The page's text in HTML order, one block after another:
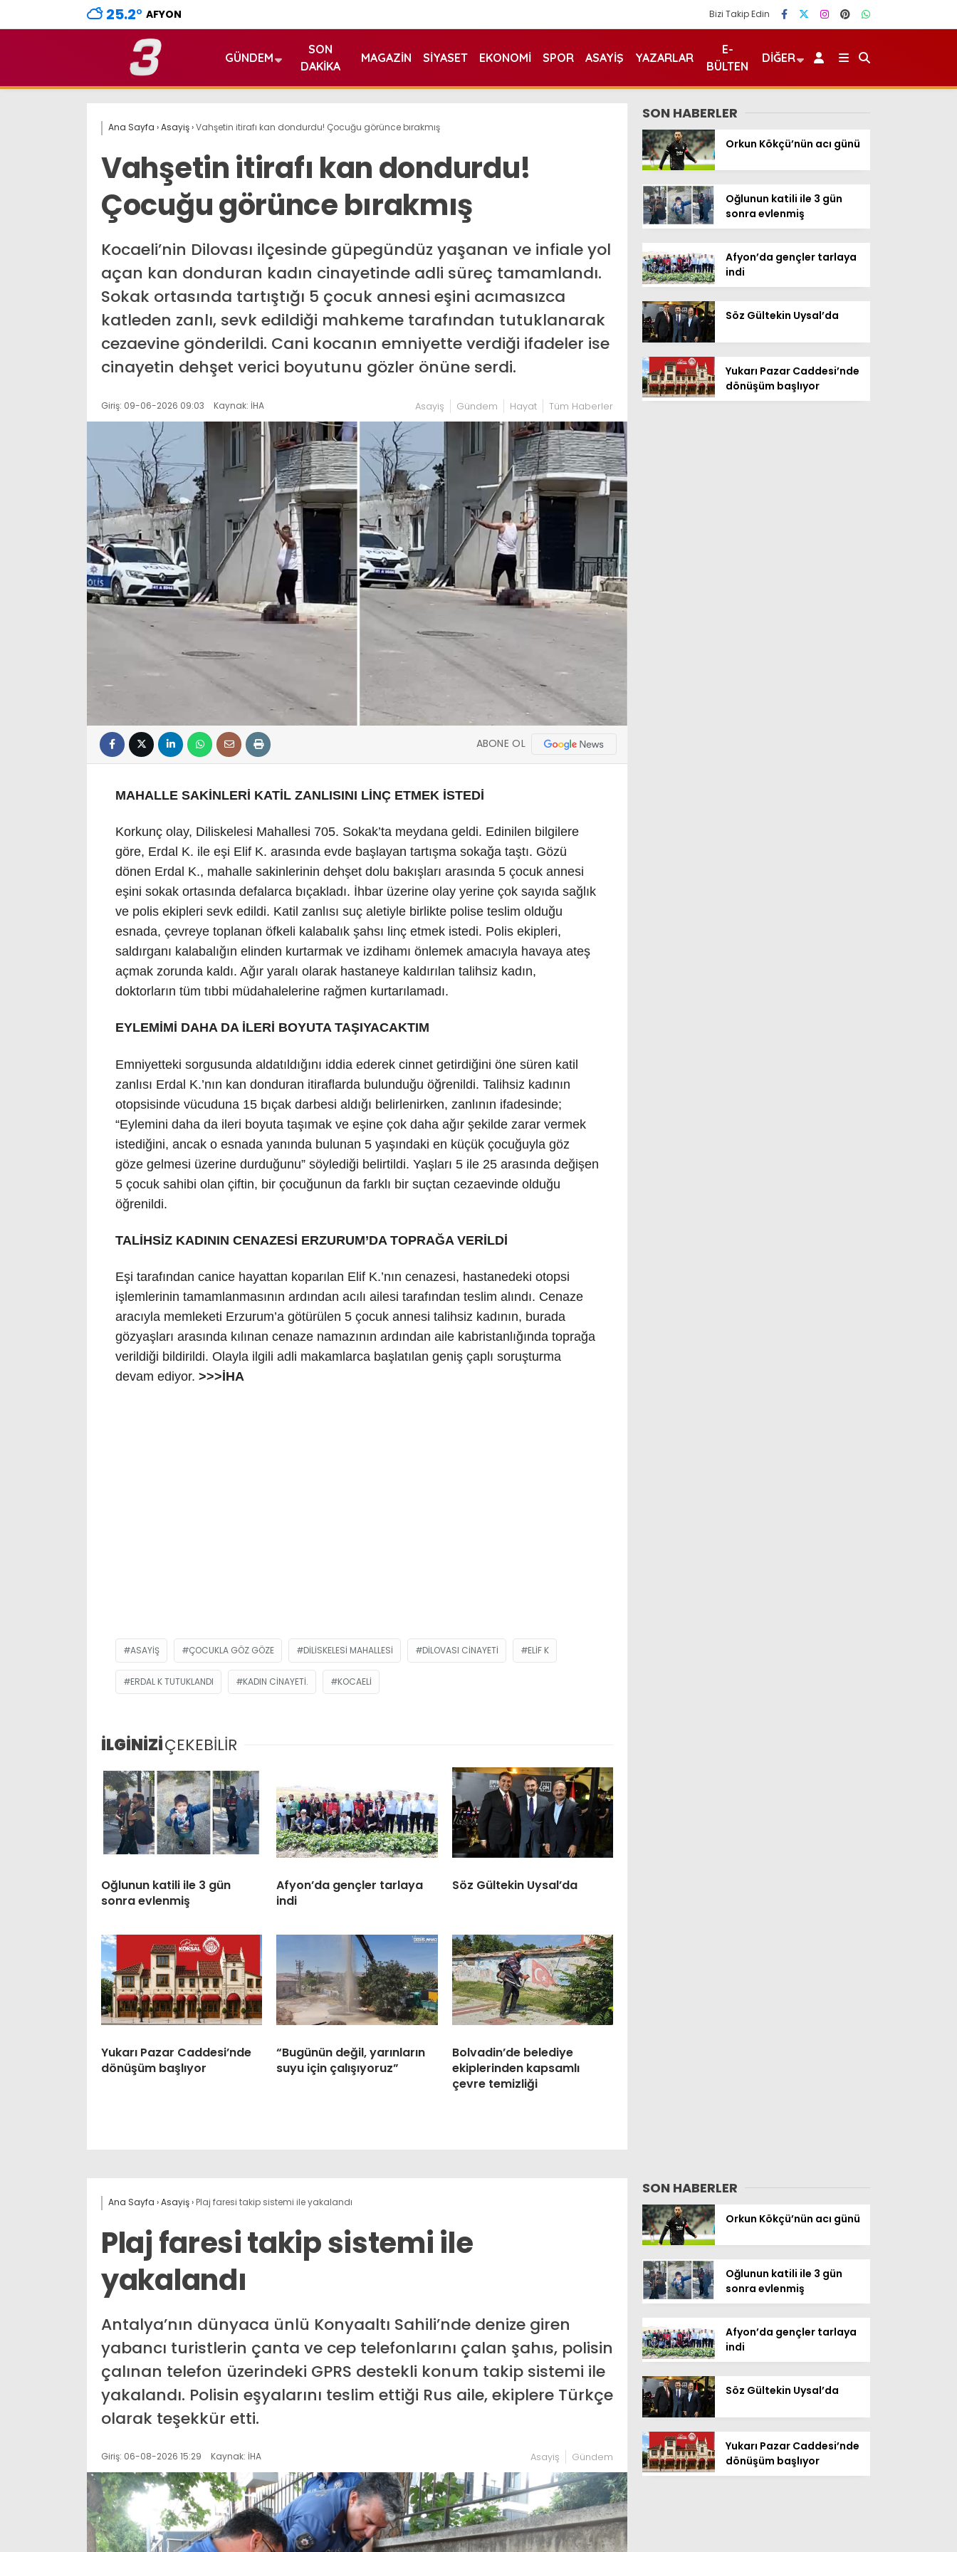
25.2° AFYON Bizi Takip Edin
GÜNDEM
SON
DAKIKA
MAGAZIN SIYASET EKONOMI SPOR ASAYIŞ YAZARLAR
E-
BÜLTEN
DIĞER
Ana Sayfa ›Asayiş›Vahşetin itirafı kan dondurdu! Çocuğu görünce bırakmış
Vahşetin itirafı kan dondurdu!
Çocuğu görünce bırakmış
Kocaeli’nin Dilovası ilçesinde güpegündüz yaşanan ve infiale yol
açan kan donduran kadın cinayetinde adli süreç tamamlandı.
Sokak ortasında tartıştığı 5 çocuk annesi eşini acımasızca
katleden zanlı, sevk edildiği mahkeme tarafından tutuklanarak
cezaevine gönderildi. Cani kocanın emniyette verdiği ifadeler ise
cinayetin dehşet verici boyutunu gözler önüne serdi.
Giriş: 09-06-2026 09:03 Kaynak: İHA Asayiş Gündem Hayat Tüm Haberler
ABONE OL
MAHALLE SAKİNLERİ KATİL ZANLISINI LİNÇ ETMEK İSTEDİ
Korkunç olay, Diliskelesi Mahallesi 705. Sokak’ta meydana geldi. Edinilen bilgilere
göre, Erdal K. ile eşi Elif K. arasında evde başlayan tartışma sokağa taştı. Gözü
dönen Erdal K., mahalle sakinlerinin dehşet dolu bakışları arasında 5 çocuk annesi
eşini sokak ortasında defalarca bıçakladı. İhbar üzerine olay yerine çok sayıda sağlık
ve polis ekipleri sevk edildi. Katil zanlısı suç aletiyle birlikte polise teslim olduğu
esnada, çevreye toplanan öfkeli kalabalık şahsı linç etmek istedi. Polis ekipleri,
saldırganı kalabalığın elinden kurtarmak ve izdihamı önlemek amacıyla havaya ateş
açmak zorunda kaldı. Ağır yaralı olarak hastaneye kaldırılan talihsiz kadın,
doktorların tüm tıbbi müdahalelerine rağmen kurtarılamadı.
EYLEMİMİ DAHA DA İLERİ BOYUTA TAŞIYACAKTIM
Emniyetteki sorgusunda aldatıldığını iddia ederek cinnet getirdiğini öne süren katil
zanlısı Erdal K.’nın kan donduran itiraflarda bulunduğu öğrenildi. Talihsiz kadının
otopsisinde vücuduna 15 bıçak darbesi aldığı belirlenirken, zanlının ifadesinde;
“Eylemini daha da ileri boyuta taşımak ve eşine çok daha ağır şekilde zarar vermek
istediğini, ancak o esnada yanında bulunan 5 yaşındaki en küçük çocuğuyla göz
göze gelmesi üzerine durduğunu” söylediği belirtildi. Yaşları 5 ile 25 arasında değişen
5 çocuk sahibi olan çiftin, bir çocuğunun da farklı bir suçtan cezaevinde olduğu
öğrenildi.
TALİHSİZ KADININ CENAZESİ ERZURUM’DA TOPRAĞA VERİLDİ
Eşi tarafından canice hayattan koparılan Elif K.’nın cenazesi, hastanedeki otopsi
işlemlerinin tamamlanmasının ardından acılı ailesi tarafından teslim alındı. Cenaze
aracıyla memleketi Erzurum’a götürülen 5 çocuk annesi talihsiz kadının, burada
gözyaşları arasında kılınan cenaze namazının ardından aile kabristanlığında toprağa
verildiği bildirildi. Olayla ilgili adli makamlarca başlatılan geniş çaplı soruşturma
devam ediyor. >>>İHA
ASAYIŞ ÇOCUKLA GÖZ GÖZE DILISKELESI MAHALLESI DILOVASI CINAYETI ELIF K
ERDAL K TUTUKLANDI KADIN CINAYETI. KOCAELI
İLGİNİZİÇEKEBİLİR
Oğlunun katili ile 3 gün
sonra evlenmiş
Afyon’da gençler tarlaya
indi
Söz Gültekin Uysal’da
Yukarı Pazar Caddesi’nde
dönüşüm başlıyor
“Bugünün değil, yarınların
suyu için çalışıyoruz”
Bolvadin’de belediye
ekiplerinden kapsamlı
çevre temizliği
SON HABERLER
Orkun Kökçü’nün acı günü
Oğlunun katili ile 3 gün
sonra evlenmiş
Afyon’da gençler tarlaya
indi
Söz Gültekin Uysal’da
Yukarı Pazar Caddesi’nde
dönüşüm başlıyor
Ana Sayfa ›Asayiş› Plaj faresi takip sistemi ile yakalandı
Plaj faresi takip sistemi ile
yakalandı
Antalya’nın dünyaca ünlü Konyaaltı Sahili’nde denize giren
yabancı turistlerin çanta ve cep telefonlarını çalan şahıs, polisin
çalınan telefon üzerindeki GPRS destekli konum takip sistemi ile
yakalandı. Polisin eşyalarını teslim ettiği Rus aile, ekiplere Türkçe
olarak teşekkür etti.
Giriş: 06-08-2026 15:29 Kaynak: İHA Asayiş Gündem
SON HABERLER
Orkun Kökçü’nün acı günü
Oğlunun katili ile 3 gün
sonra evlenmiş
Afyon’da gençler tarlaya
indi
Söz Gültekin Uysal’da
Yukarı Pazar Caddesi’nde
dönüşüm başlıyor